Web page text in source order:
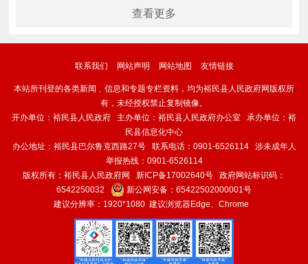
查看更多
联系我们 网站声明 网站地图 友情链接
本站所刊登的各类新闻﹑信息和专题专栏资料，均为裕民县人民政府网版权所
有，未经授权禁止复制镜像。
开办单位：裕民县人民政府 主办单位：裕民县人民政府办公室 承办单位：裕
民县信息化中心
办公地址：裕民县巴尔鲁克西路27号 联系电话：0901-6526114 涉未成年人
举报热线：0901-6526114
版权所有：裕民县人民政府网 新ICP备17002640号 政府网站标识码：
6542250032
新公网安备： 65422502000001号
建议分辨率：1920*1080 建议浏览器Edge、Chrome